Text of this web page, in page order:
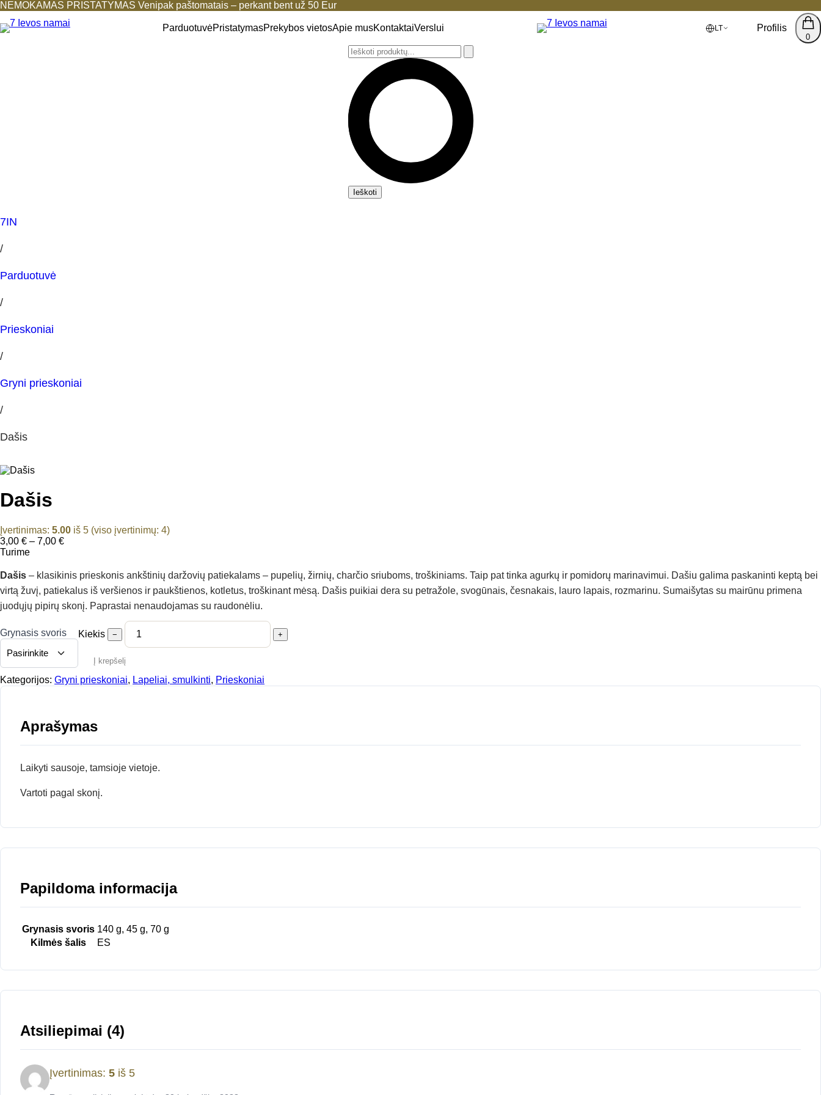
NEMOKAMAS PRISTATYMAS Venipak paštomatais – perkant bent už 50 Eur
ParduotuvėPristatymasPrekybos vietosApie musKontaktaiVerslui LT Profilis
0
Ieškoti
7IN
/
Parduotuvė
/
Prieskoniai
/
Gryni prieskoniai
/
Dašis
Dašis
Įvertinimas: 5.00 iš 5 (viso įvertinimų: 4)
3,00 € – 7,00 €Price
through
7,00 €
Turime
Dašis – klasikinis prieskonis ankštinių daržovių patiekalams – pupelių, žirnių, charčio sriuboms, troškiniams. Taip pat tinka agurkų ir pomidorų marinavimui. Dašiu galima paskaninti keptą bei
virtą žuvį, patiekalus iš veršienos ir paukštienos, kotletus, troškinant mėsą. Dašis puikiai dera su petražole, svogūnais, česnakais, lauro lapais, rozmarinu. Sumaišytas su mairūnu primena
juodųjų pipirų skonį. Paprastai nenaudojamas su raudonėliu.
Grynasis svoris Kiekis − +
Į krepšelį
Kategorijos: Gryni prieskoniai, Lapeliai, smulkinti, Prieskoniai
Aprašymas
Laikyti sausoje, tamsioje vietoje.
Vartoti pagal skonį.
Papildoma informacija
Grynasis svoris 140 g, 45 g, 70 g
Kilmės šalis
ES
Atsiliepimai (4)
Įvertinimas: 5 iš 5